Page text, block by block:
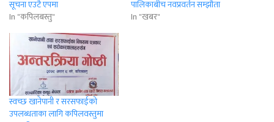
सूचना एउटै एपमा
In "कपिलबस्तु"
पालिकाबीच नवप्रवर्तन सम्झौता
In "खबर"
स्वच्छ खानेपानी र सरसफाईको
उपलब्धताका लागि कपिलवस्तुमा